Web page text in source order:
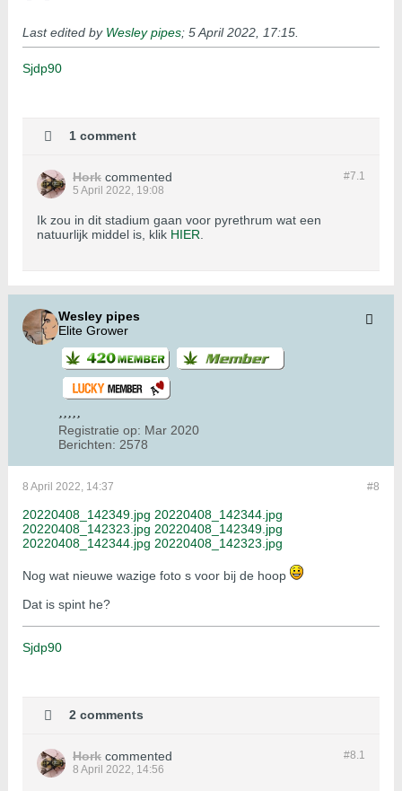
Last edited by Wesley pipes; 5 April 2022, 17:15
Sjdp90
1 comment
#7.1
Hork commented
5 April 2022, 19:08
Ik zou in dit stadium gaan voor pyrethrum wat een
natuurlijk middel is, klik HIER
Wesley pipes
Elite Grower
Registratie op: Mar 2020
Berichten: 2578
#8
8 April 2022, 14:37
20220408_142349.jpg 20220408_142344.jpg
20220408_142323.jpg 20220408_142349.jpg
20220408_142344.jpg 20220408_142323.jpg
Nog wat nieuwe wazige foto s voor bij de hoop
Dat is spint he?
Sjdp90
2 comments
#8.1
Hork commented
8 April 2022, 14:56